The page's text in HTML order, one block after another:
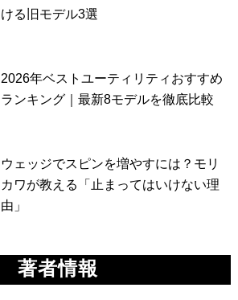
ける旧モデル3選
2026年ベストユーティリティおすすめ
ランキング｜最新8モデルを徹底比較
ウェッジでスピンを増やすには？モリ
カワが教える「止まってはいけない理
由」
著者情報